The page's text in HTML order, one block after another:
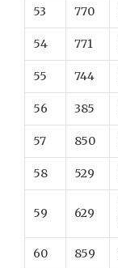
53 770
54 771
55 744
56 385
57 850
58 529
59 629
60 859